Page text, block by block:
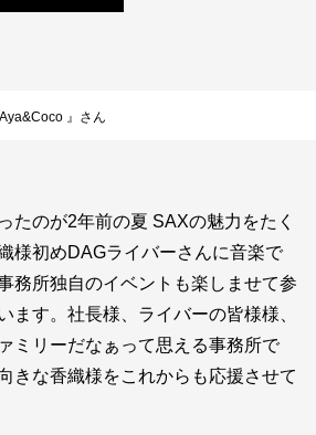
せ
談・お問い合わせ
Aya&Coco 』さん
たのが2年前の夏 SAXの魅力をたく
様初めDAGライバーさんに音楽で
務所独自のイベントも楽しませて参
ます。社長様、ライバーの皆様様、
ミリーだなぁって思える事務所で
きな香織様をこれからも応援させて